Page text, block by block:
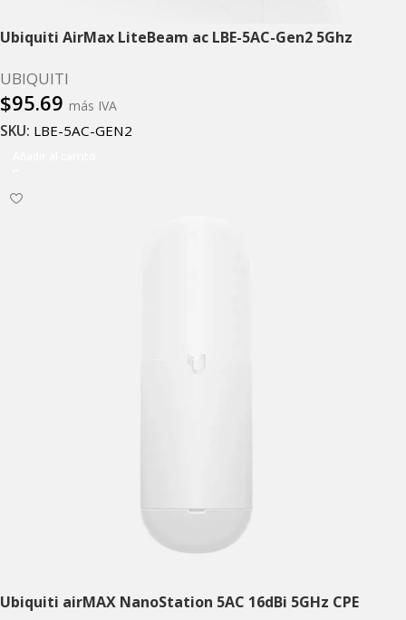
Ubiquiti AirMax LiteBeam ac LBE-5AC-Gen2 5Ghz
UBIQUITI
$95.69 más IVA
SKU: LBE-5AC-GEN2
Ubiquiti airMAX NanoStation 5AC 16dBi 5GHz CPE